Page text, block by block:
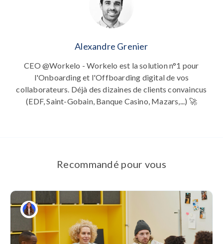
Alexandre Grenier
CEO @Workelo - Workelo est la solution n°1 pour
l'Onboarding et l'Offboarding digital de vos
collaborateurs. Déjà des dizaines de clients convaincus
(EDF, Saint-Gobain, Banque Casino, Mazars,...) 🚀
Recommandé pour vous